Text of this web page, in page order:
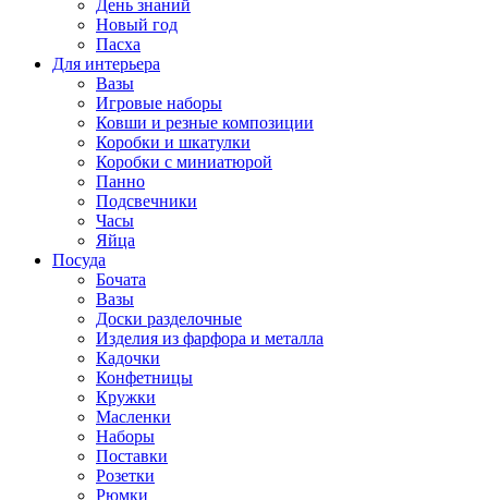
День знаний
Новый год
Пасха
Для интерьера
Вазы
Игровые наборы
Ковши и резные композиции
Коробки и шкатулки
Коробки с миниатюрой
Панно
Подсвечники
Часы
Яйца
Посуда
Бочата
Вазы
Доски разделочные
Изделия из фарфора и металла
Кадочки
Конфетницы
Кружки
Масленки
Наборы
Поставки
Розетки
Рюмки